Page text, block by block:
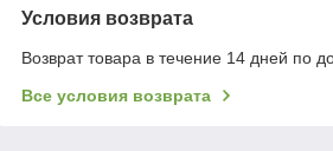
Условия возврата
Возврат товара в течение 14 дней по
Все условия возврата